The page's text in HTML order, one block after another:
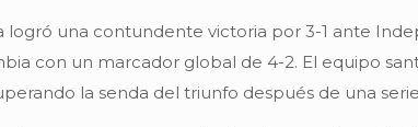
una contundente victoria por 3-1 ante
con un marcador global de 4-2. El equipo
la senda del triunfo después de una